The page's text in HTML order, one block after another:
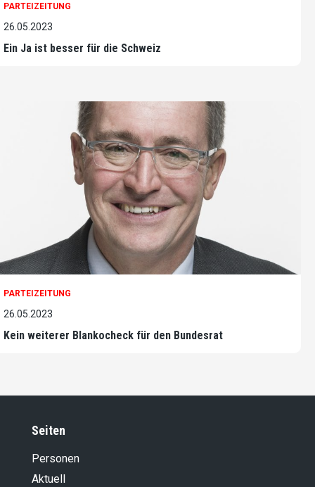
PARTEIZEITUNG
26.05.2023
Ein Ja ist besser für die Schweiz
PARTEIZEITUNG
26.05.2023
Kein weiterer Blankocheck für den Bundesrat
Seiten
Personen
Aktuell